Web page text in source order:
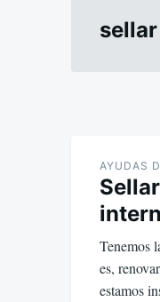
AYUDAS
Tenemos
es,
estamos